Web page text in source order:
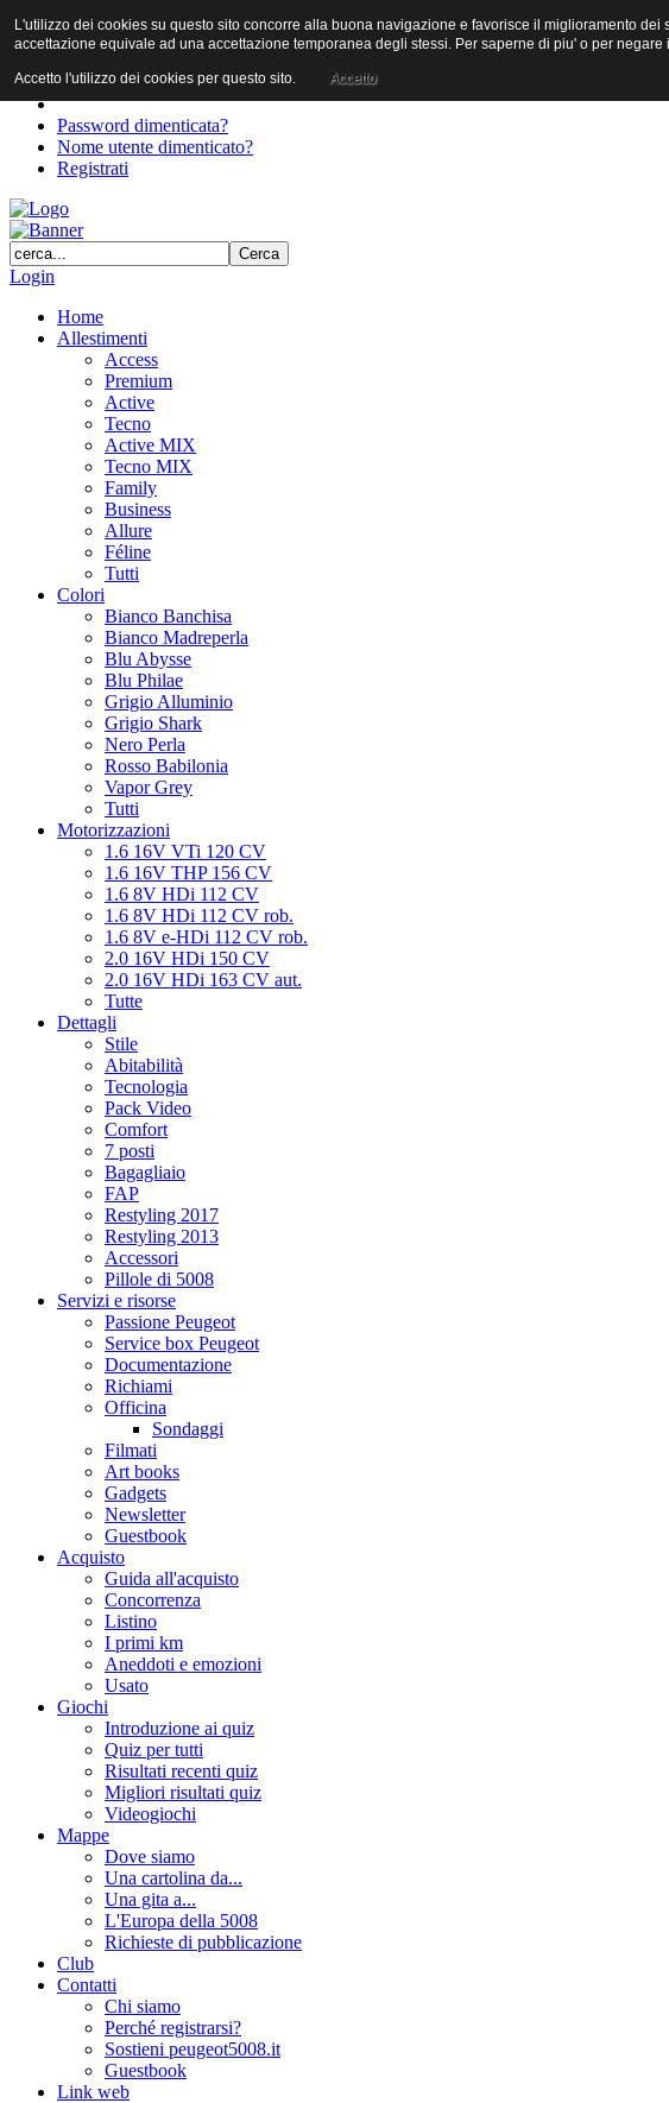
User
Password
Password dimenticata?
Nome utente dimenticato?
Registrati
Login
Home
Allestimenti
Access
Premium
Active
Tecno
Active MIX
Tecno MIX
Family
Business
Allure
Féline
Tutti
Colori
Bianco Banchisa
Bianco Madreperla
Blu Abysse
Blu Philae
Grigio Alluminio
Grigio Shark
Nero Perla
Rosso Babilonia
Vapor Grey
Tutti
Motorizzazioni
1.6 16V VTi 120 CV
1.6 16V THP 156 CV
1.6 8V HDi 112 CV
1.6 8V HDi 112 CV rob.
1.6 8V e-HDi 112 CV rob.
2.0 16V HDi 150 CV
2.0 16V HDi 163 CV aut.
Tutte
Dettagli
Stile
Abitabilità
Tecnologia
Pack Video
Comfort
7 posti
Bagagliaio
FAP
Restyling 2017
Restyling 2013
Accessori
Pillole di 5008
Servizi e risorse
Passione Peugeot
Service box Peugeot
Documentazione
Richiami
Officina
Sondaggi
Filmati
Art books
Gadgets
Newsletter
Guestbook
Acquisto
Guida all'acquisto
Concorrenza
Listino
I primi km
Aneddoti e emozioni
Usato
Giochi
Introduzione ai quiz
Quiz per tutti
Risultati recenti quiz
Migliori risultati quiz
Videogiochi
Mappe
Dove siamo
Una cartolina da...
Una gita a...
L'Europa della 5008
Richieste di pubblicazione
Club
Contatti
Chi siamo
Perché registrarsi?
Sostieni peugeot5008.it
Guestbook
Link web
L'utilizzo dei cookies su questo sito concorre alla buona navigazione e favorisce il miglioramento
accettazione equivale ad una accettazione temporanea degli stessi. Per saperne di piu' o per
Accetto l'utilizzo dei cookies per questo sito. Accetto